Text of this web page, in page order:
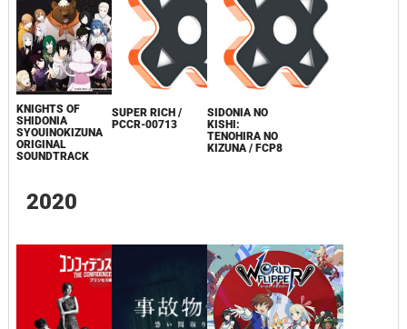
KNIGHTS OF
SHIDONIA
SYOUINOKIZUNA
ORIGINAL
SOUNDTRACK
SUPER RICH /
PCCR-00713
SIDONIA NO
KISHI:
TENOHIRA NO
KIZUNA / FCP8
2020